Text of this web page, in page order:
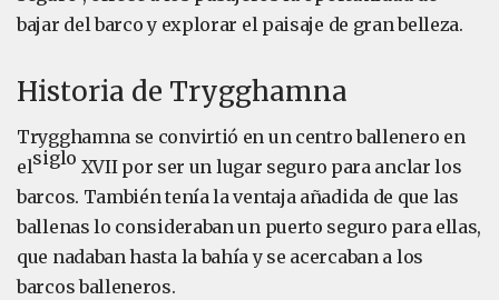
bajar del barco y explorar el paisaje de gran belleza.
Historia de Trygghamna
Trygghamna se convirtió en un centro ballenero en
elsiglo XVII por ser un lugar seguro para anclar los
barcos. También tenía la ventaja añadida de que las
ballenas lo consideraban un puerto seguro para ellas,
que nadaban hasta la bahía y se acercaban a los
barcos balleneros.